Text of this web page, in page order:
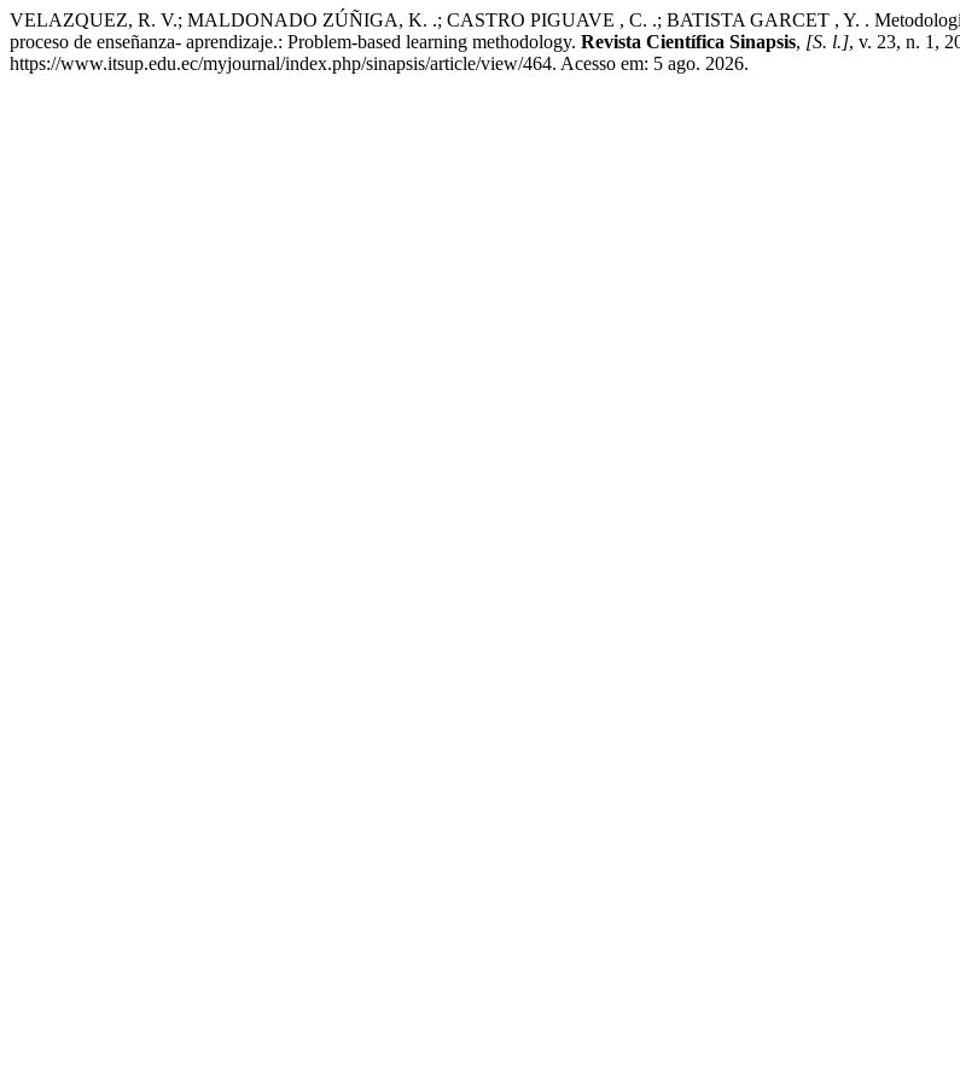
VELAZQUEZ, R. V.; MALDONADO ZÚÑIGA, K. .; CASTRO PIGUAVE , C. .; BATISTA GARCET , Y. . Metodología
proceso de enseñanza- aprendizaje.: Problem-based learning methodology. Revista Científica Sinapsis, [S. l.], v. 23, n. 1,
https://www.itsup.edu.ec/myjournal/index.php/sinapsis/article/view/464. Acesso em: 5 ago. 2026.